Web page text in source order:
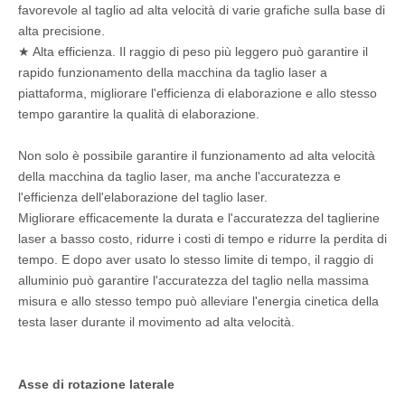
favorevole al taglio ad alta velocità di varie grafiche sulla base di
alta precisione.
★ Alta efficienza. Il raggio di peso più leggero può garantire il
rapido funzionamento della macchina da taglio laser a
piattaforma, migliorare l'efficienza di elaborazione e allo stesso
tempo garantire la qualità di elaborazione.
Non solo è possibile garantire il funzionamento ad alta velocità
della macchina da taglio laser, ma anche l'accuratezza e
l'efficienza dell'elaborazione del taglio laser.
Migliorare efficacemente la durata e l'accuratezza del taglierine
laser a basso costo, ridurre i costi di tempo e ridurre la perdita di
tempo. E dopo aver usato lo stesso limite di tempo, il raggio di
alluminio può garantire l'accuratezza del taglio nella massima
misura e allo stesso tempo può alleviare l'energia cinetica della
testa laser durante il movimento ad alta velocità.
Asse di rotazione laterale